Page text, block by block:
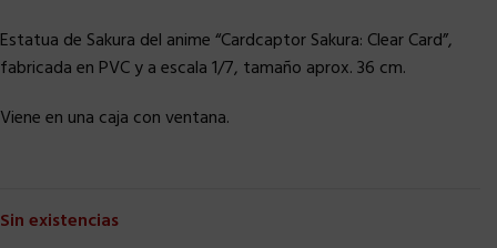
Estatua de Sakura del anime “Cardcaptor Sakura: Clear Card”,
fabricada en PVC y a escala 1/7, tamaño aprox. 36 cm.
Viene en una caja con ventana.
Sin existencias